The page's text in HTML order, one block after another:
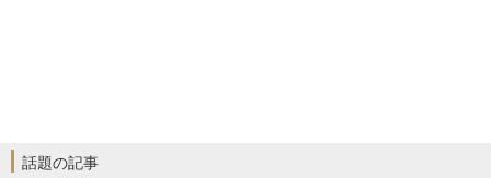
話題の記事